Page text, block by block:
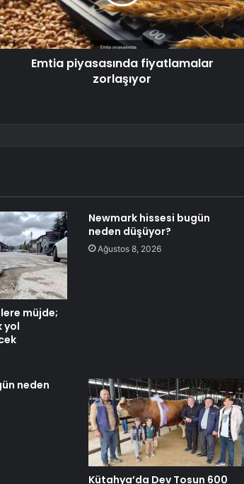
Emtia piyasasında fiyatlamalar
zorlaşıyor
müjde;
yol
Newmark hissesi bugün
neden düşüyor?
Ağustos 8, 2026
neden
Kütahya’da Dev Tosun 600